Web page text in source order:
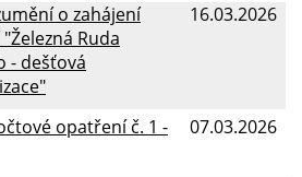
16.03.2026
o zahájení
Ruda
- dešťová
07.03.2026
opatření č. 1 -